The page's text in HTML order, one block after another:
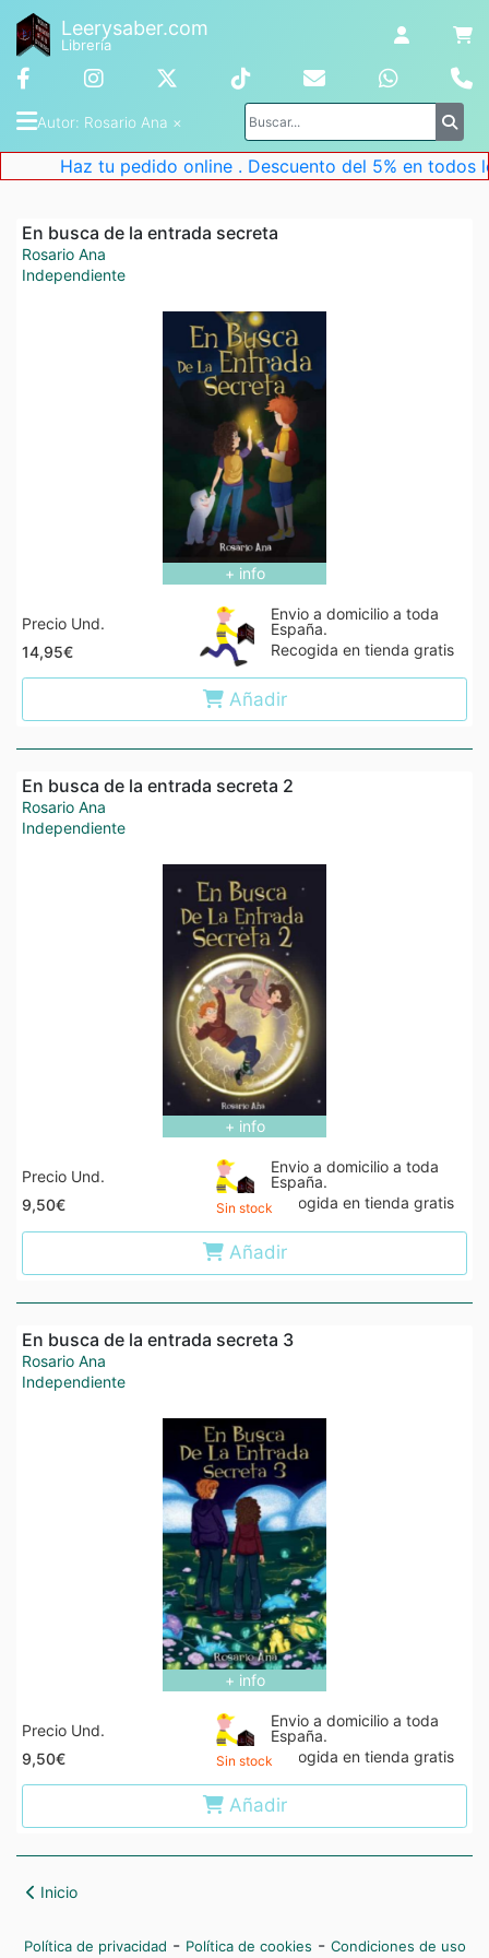
Leerysaber.com
Librería
Autor: Rosario Ana ×
Haz tu pedido online . Descuento del 5% en todos
En busca de la entrada secreta
Rosario Ana
Independiente
+ info
Precio Und.
14,95€
Envio a domicilio a toda
España.
Recogida en tienda gratis
Añadir
En busca de la entrada secreta 2
Rosario Ana
Independiente
+ info
Precio Und.
9,50€
Envio a domicilio a toda
España.
Recogida en tienda gratis
Sin stock
Añadir
En busca de la entrada secreta 3
Rosario Ana
Independiente
+ info
Precio Und.
9,50€
Envio a domicilio a toda
España.
Recogida en tienda gratis
Sin stock
Añadir
Inicio
Política de privacidad - Política de cookies - Condiciones de uso